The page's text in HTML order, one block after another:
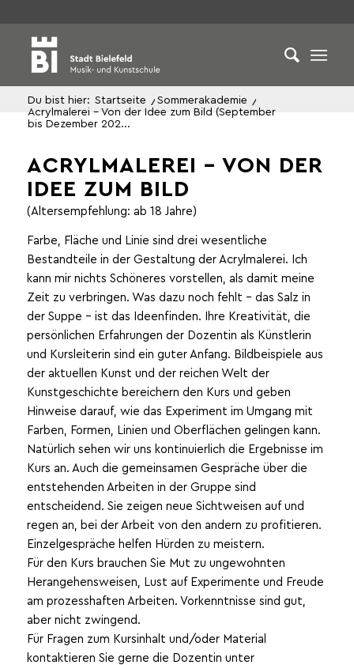
Du bist hier: Startseite /Sommerakademie /
Acrylmalerei – Von der Idee zum Bild (September
bis Dezember 202...
ACRYLMALEREI – VON DER
IDEE ZUM BILD
(Altersempfehlung: ab 18 Jahre)
Farbe, Fläche und Linie sind drei wesentliche
Bestandteile in der Gestaltung der Acrylmalerei. Ich
kann mir nichts Schöneres vorstellen, als damit meine
Zeit zu verbringen. Was dazu noch fehlt – das Salz in
der Suppe – ist das Ideenfinden. Ihre Kreativität, die
persönlichen Erfahrungen der Dozentin als Künstlerin
und Kursleiterin sind ein guter Anfang. Bildbeispiele aus
der aktuellen Kunst und der reichen Welt der
Kunstgeschichte bereichern den Kurs und geben
Hinweise darauf, wie das Experiment im Umgang mit
Farben, Formen, Linien und Oberflächen gelingen kann.
Natürlich sehen wir uns kontinuierlich die Ergebnisse im
Kurs an. Auch die gemeinsamen Gespräche über die
entstehenden Arbeiten in der Gruppe sind
entscheidend. Sie zeigen neue Sichtweisen auf und
regen an, bei der Arbeit von den andern zu profitieren.
Einzelgespräche helfen Hürden zu meistern.
Für den Kurs brauchen Sie Mut zu ungewohnten
Herangehensweisen, Lust auf Experimente und Freude
am prozesshaften Arbeiten. Vorkenntnisse sind gut,
aber nicht zwingend.
Für Fragen zum Kursinhalt und/oder Material
kontaktieren Sie gerne die Dozentin unter